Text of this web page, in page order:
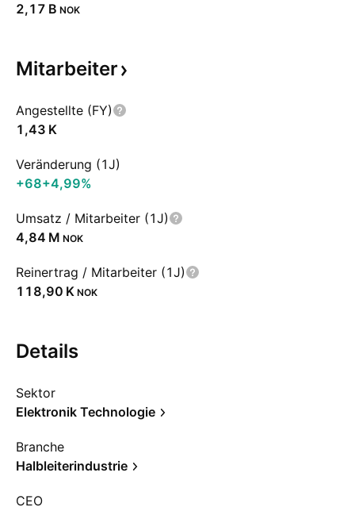
‪2,17 B‬ NOK
Mitarbeiter
Angestellte (FY)
‪1,43 K‬
Veränderung (1J)
+68+4,99%
Umsatz / Mitarbeiter (1J)
‪4,84 M‬ NOK
Reinertrag / Mitarbeiter (1J)
‪118,90 K‬ NOK
Details
Sektor
Elektronik Technologie
Branche
Halbleiterindustrie
CEO